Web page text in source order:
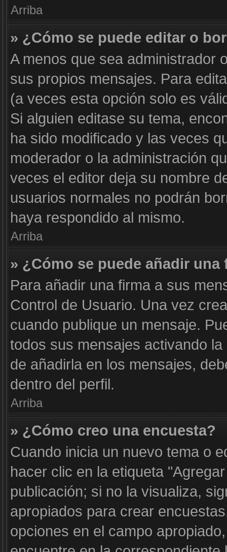
Arriba
» ¿Cómo se puede editar o
A menos que sea administrador
sus propios mensajes. Para
(a veces esta opción solo es
Si alguien editase su tema,
ha sido modificado y las veces
moderador o la administración
veces el editor deja su nombre
usuarios normales no podrán
haya respondido al mismo.
Arriba
» ¿Cómo se puede añadir una
Para añadir una firma a sus
Control de Usuario. Una vez
cuando publique un mensaje.
todos sus mensajes activando
de añadirla en los mensajes,
dentro del perfil.
Arriba
» ¿Cómo creo una encuesta?
Cuando inicia un nuevo tema o
hacer clic en la etiqueta
publicación; si no la visualiza,
apropiados para crear
opciones en el campo